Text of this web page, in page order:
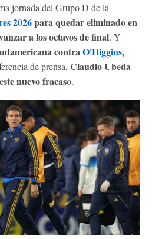
jornada del Grupo D de la
2026para quedar eliminado en
a los octavos de final. Y
contraO'Higgins,
de prensa, Claudio Ubeda
nuevo fracaso.